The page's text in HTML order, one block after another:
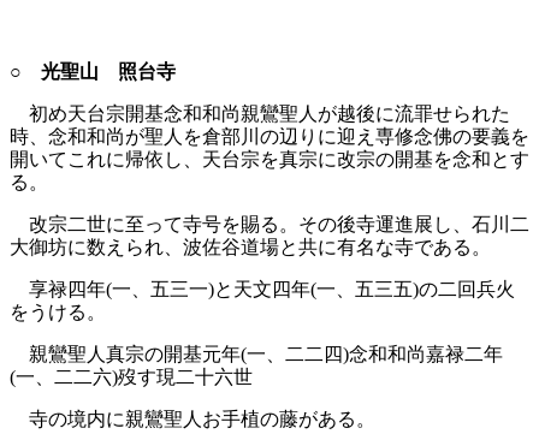
○ 光聖山 照台寺
初め天台宗開基念和和尚親鸞聖人が越後に流罪せられた
時、念和和尚が聖人を倉部川の辺りに迎え専修念佛の要義を
開いてこれに帰依し、天台宗を真宗に改宗の開基を念和とす
る。
改宗二世に至って寺号を賜る。その後寺運進展し、石川二
大御坊に数えられ、波佐谷道場と共に有名な寺である。
享禄四年(一、五三一)と天文四年(一、五三五)の二回兵火
をうける。
親鸞聖人真宗の開基元年(一、二二四)念和和尚嘉禄二年
(一、二二六)歿す現二十六世
寺の境内に親鸞聖人お手植の藤がある。